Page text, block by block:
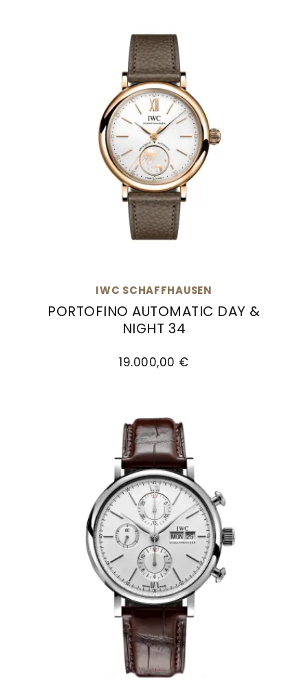
IWC SCHAFFHAUSEN
PORTOFINO AUTOMATIC DAY &
NIGHT 34
19.000,00 €